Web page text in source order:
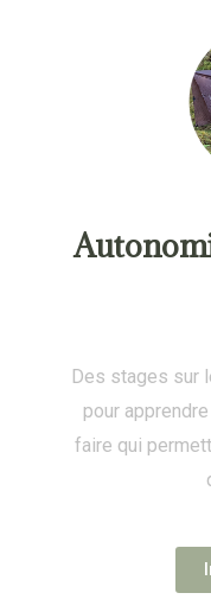
Des stages sur
pour
faire qui